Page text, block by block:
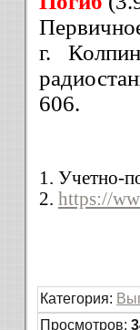
г.
606.
1. Учетно-
2. https://
Категория:
Просмотров: